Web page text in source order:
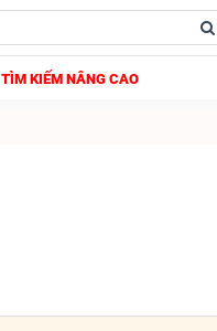
TÌM KIẾM NÂNG CAO